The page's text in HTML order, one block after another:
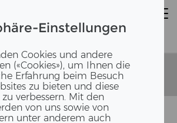
Einstellungen
Cookies und andere
(«Cookies»), um Ihnen die
Erfahrung beim Besuch
zu bieten und diese
verbessern. Mit den
von uns sowie von
unter anderem auch
Steigende Preise, längere Lieferfristen